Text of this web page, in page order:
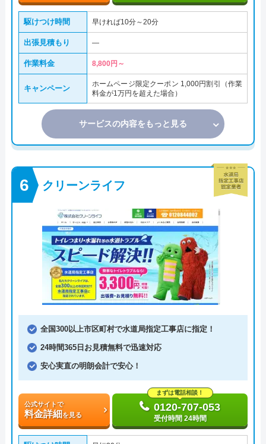
駆けつけ時間 早ければ10分～20分
出張見積もり ―
作業料金 8,800円～
キャンペーン
ホームページ限定クーポン 1,000円割引（作業
料金が1万円を超えた場合）
サービスの内容をもっと見る
クリーンライフ
全国300以上市区町村で水道局指定工事店に指定！
24時間365日お見積無料で迅速対応
安心実直の明朗会計で安心！
公式サイトで
料金詳細を見る
まずは電話相談！
0120-707-053
受付時間 24時間